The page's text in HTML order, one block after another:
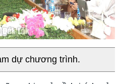
dự chương trình.